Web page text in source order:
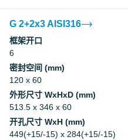
G 2+2x3 AISI316
框架开口
6
密封空间 (mm)
120 x 60
外形尺寸 WxHxD (mm)
513.5 x 346 x 60
开孔尺寸 WxH (mm)
449(+15/-15) x 284(+15/-15)